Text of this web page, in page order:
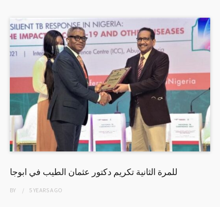
للمرة الثانية تكريم دكتور عثمان الطيب في ابوجا
BY 5 YEARSAGO